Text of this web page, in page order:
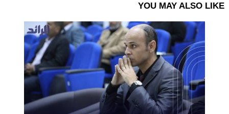
YOU MAY ALSO LIKE